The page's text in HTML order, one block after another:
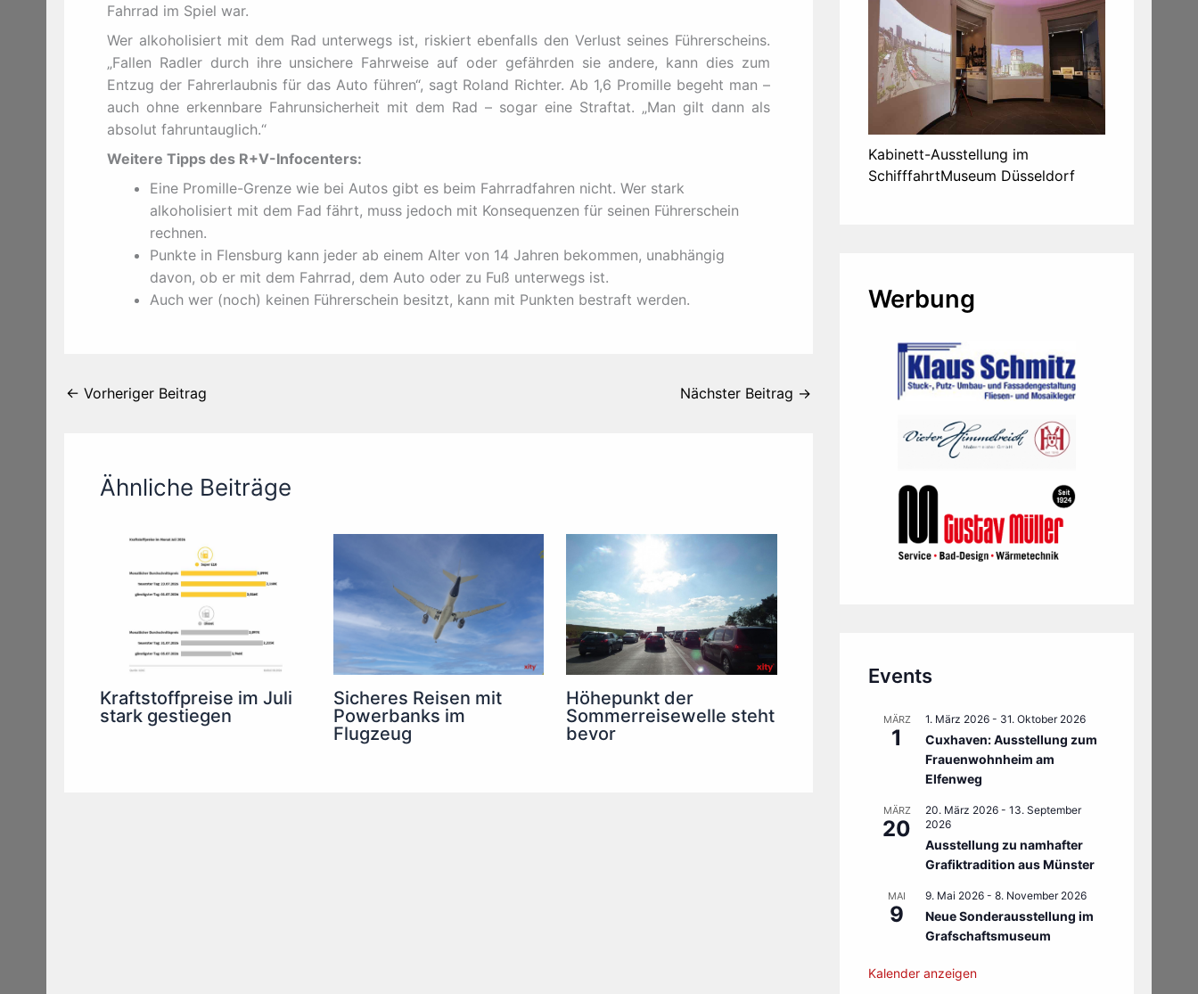
Fahrrad im Spiel war.
Wer alkoholisiert mit dem Rad unterwegs ist, riskiert ebenfalls den Verlust seines Führerscheins.
„Fallen Radler durch ihre unsichere Fahrweise auf oder gefährden sie andere, kann dies zum
Entzug der Fahrerlaubnis für das Auto führen“, sagt Roland Richter. Ab 1,6 Promille begeht man –
auch ohne erkennbare Fahrunsicherheit mit dem Rad – sogar eine Straftat. „Man gilt dann als
absolut fahruntauglich.“
Weitere Tipps des R+V-Infocenters:
Eine Promille-Grenze wie bei Autos gibt es beim Fahrradfahren nicht. Wer stark
alkoholisiert mit dem Fad fährt, muss jedoch mit Konsequenzen für seinen Führerschein
rechnen.
Punkte in Flensburg kann jeder ab einem Alter von 14 Jahren bekommen, unabhängig
davon, ob er mit dem Fahrrad, dem Auto oder zu Fuß unterwegs ist.
Auch wer (noch) keinen Führerschein besitzt, kann mit Punkten bestraft werden.
← Vorheriger Beitrag Nächster Beitrag →
Ähnliche Beiträge
Kraftstoffpreise im Juli
stark gestiegen
Sicheres Reisen mit
Powerbanks im
Flugzeug
Höhepunkt der
Sommerreisewelle steht
bevor
Kabinett-Ausstellung im
SchifffahrtMuseum Düsseldorf
Werbung
Events
MÄRZ
1
1. März 2026 - 31. Oktober 2026
Cuxhaven: Ausstellung zum
Frauenwohnheim am
Elfenweg
MÄRZ
20
20. März 2026 - 13. September
2026
Ausstellung zu namhafter
Grafiktradition aus Münster
MAI
9
9. Mai 2026 - 8. November 2026
Neue Sonderausstellung im
Grafschaftsmuseum
Kalender anzeigen